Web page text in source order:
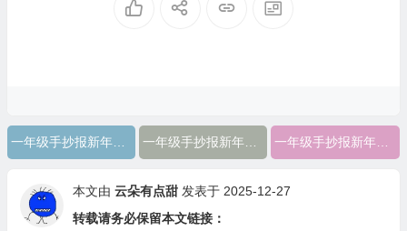
一年级手抄报新年主题简单
本文由 云朵有点甜发表于 2025-12-27
转载请务必保留本文链接：